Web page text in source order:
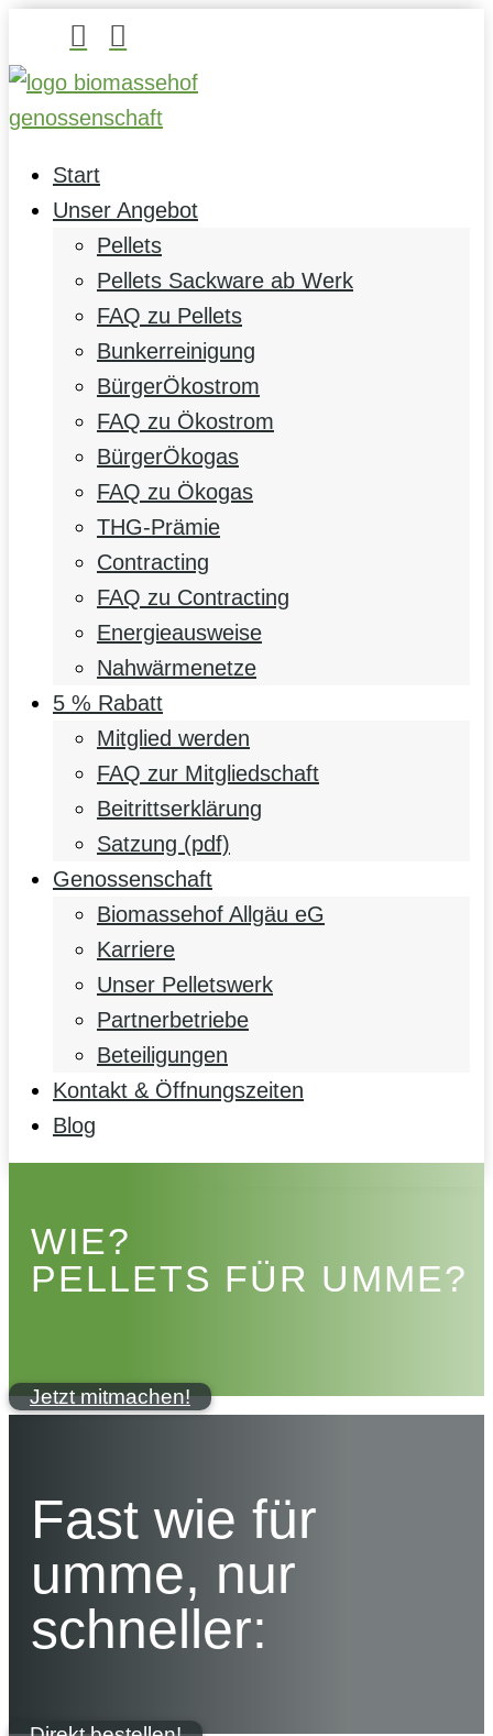
 
Start
Unser Angebot
Pellets
Pellets Sackware ab Werk
FAQ zu Pellets
Bunkerreinigung
BürgerÖkostrom
FAQ zu Ökostrom
BürgerÖkogas
FAQ zu Ökogas
THG-Prämie
Contracting
FAQ zu Contracting
Energieausweise
Nahwärmenetze
5 % Rabatt
Mitglied werden
FAQ zur Mitgliedschaft
Beitrittserklärung
Satzung (pdf)
Genossenschaft
Biomassehof Allgäu eG
Karriere
Unser Pelletswerk
Partnerbetriebe
Beteiligungen
Kontakt & Öffnungszeiten
Blog
WIE?
PELLETS FÜR UMME?
Jetzt mitmachen!
Fast wie für
umme, nur
schneller: